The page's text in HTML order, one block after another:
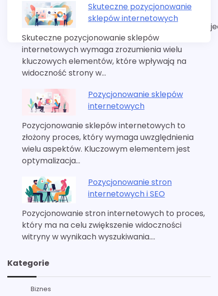
Skuteczne pozycjonowanie
sklepów internetowych
Skuteczne pozycjonowanie sklepów
internetowych wymaga zrozumienia wielu
kluczowych elementów, które wpływają na
widoczność strony w…
Pozycjonowanie sklepów
internetowych
Pozycjonowanie sklepów internetowych to
złożony proces, który wymaga uwzględnienia
wielu aspektów. Kluczowym elementem jest
optymalizacja…
Pozycjonowanie stron
internetowych i SEO
Pozycjonowanie stron internetowych to proces,
który ma na celu zwiększenie widoczności
witryny w wynikach wyszukiwania.…
Kategorie
Biznes